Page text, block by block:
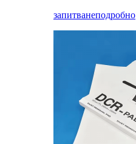
запитванеподробно